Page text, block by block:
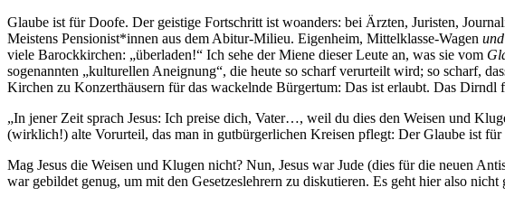
Glaube ist für Doofe. Der geistige Fortschritt ist woanders: bei Ärzten, Juristen,
Meistens Pensionist*innen aus dem Abitur-Milieu. Eigenheim, Mittelklasse-Wagen und
viele Barockkirchen: „überladen!“ Ich sehe der Miene dieser Leute an, was sie vom
sogenannten „kulturellen Aneignung“, die heute so scharf verurteilt wird; so scharf,
Kirchen zu Konzerthäusern für das wackelnde Bürgertum: Das ist erlaubt. Das
„In jener Zeit sprach Jesus: Ich preise dich, Vater…, weil du dies den Weisen und
(wirklich!) alte Vorurteil, das man in gutbürgerlichen Kreisen pflegt: Der Glaube ist
Mag Jesus die Weisen und Klugen nicht? Nun, Jesus war Jude (dies für die neuen
war gebildet genug, um mit den Gesetzeslehrern zu diskutieren. Es geht hier also